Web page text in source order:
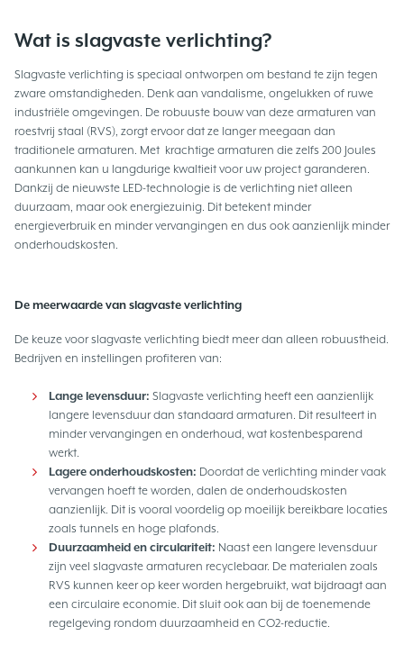
Wat is slagvaste verlichting?
Slagvaste verlichting is speciaal ontworpen om bestand te zijn tegen
zware omstandigheden. Denk aan vandalisme, ongelukken of ruwe
industriële omgevingen. De robuuste bouw van deze armaturen van
roestvrij staal (RVS), zorgt ervoor dat ze langer meegaan dan
traditionele armaturen. Met krachtige armaturen die zelfs 200 Joules
aankunnen kan u langdurige kwaltieit voor uw project garanderen.
Dankzij de nieuwste LED-technologie is de verlichting niet alleen
duurzaam, maar ook energiezuinig. Dit betekent minder
energieverbruik en minder vervangingen en dus ook aanzienlijk minder
onderhoudskosten.
De meerwaarde van slagvaste verlichting
De keuze voor slagvaste verlichting biedt meer dan alleen robuustheid.
Bedrijven en instellingen profiteren van:
Lange levensduur: Slagvaste verlichting heeft een aanzienlijk
langere levensduur dan standaard armaturen. Dit resulteert in
minder vervangingen en onderhoud, wat kostenbesparend
werkt.
Lagere onderhoudskosten: Doordat de verlichting minder vaak
vervangen hoeft te worden, dalen de onderhoudskosten
aanzienlijk. Dit is vooral voordelig op moeilijk bereikbare locaties
zoals tunnels en hoge plafonds.
Duurzaamheid en circulariteit: Naast een langere levensduur
zijn veel slagvaste armaturen recyclebaar. De materialen zoals
RVS kunnen keer op keer worden hergebruikt, wat bijdraagt aan
een circulaire economie. Dit sluit ook aan bij de toenemende
regelgeving rondom duurzaamheid en CO2-reductie.